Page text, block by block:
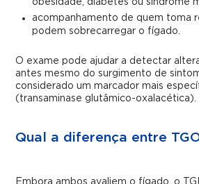
obesidade, diabetes ou síndrome
acompanhamento de quem toma
podem sobrecarregar o fígado.
O exame pode ajudar a detectar
antes mesmo do surgimento de
considerado um marcador mais
(transaminase glutâmico-oxalacética).
Qual a diferença entre
Embora ambos avaliem o fígado, o